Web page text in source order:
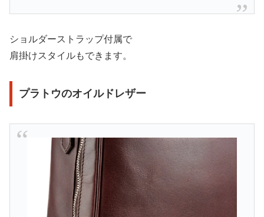
ショルダーストラップ付属で
肩掛けスタイルもできます。
プラトウのオイルドレザー